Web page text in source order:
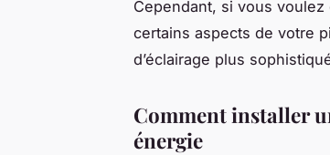
Cependant, si vous
certains aspects de votre
d’éclairage plus
Comment installer
énergie